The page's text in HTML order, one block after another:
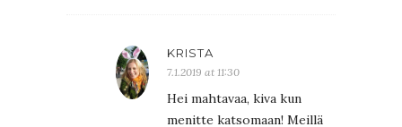
KRISTA
7.1.2019 at 11:30
Hei mahtavaa, kiva kun
menitte katsomaan! Meillä